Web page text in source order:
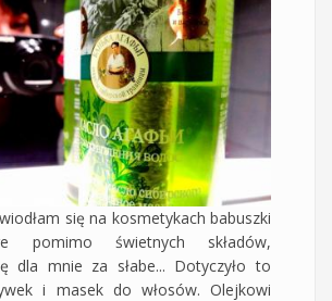
się na kosmetykach babuszki
pomimo świetnych składów,
dla mnie za słabe... Dotyczyło to
i masek do włosów. Olejkowi